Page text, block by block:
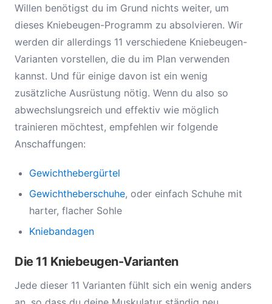
Willen benötigst du im Grund nichts weiter, um
dieses Kniebeugen-Programm zu absolvieren. Wir
werden dir allerdings 11 verschiedene Kniebeugen-
Varianten vorstellen, die du im Plan verwenden
kannst. Und für einige davon ist ein wenig
zusätzliche Ausrüstung nötig. Wenn du also so
abwechslungsreich und effektiv wie möglich
trainieren möchtest, empfehlen wir folgende
Anschaffungen:
Gewichthebergürtel
Gewichtheberschuhe, oder einfach Schuhe mit
harter, flacher Sohle
Kniebandagen
Die 11 Kniebeugen-Varianten
Jede dieser 11 Varianten fühlt sich ein wenig anders